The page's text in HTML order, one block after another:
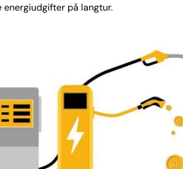
energiudgifter på langtur.